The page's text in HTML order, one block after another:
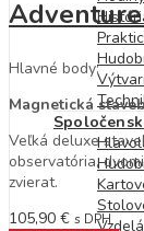
Hlavné body:
Magnetická
Veľká deluxe
observatória,
zvierat.
105,90 € s DPH